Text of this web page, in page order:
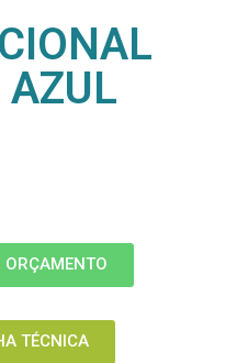
TÉCNICA